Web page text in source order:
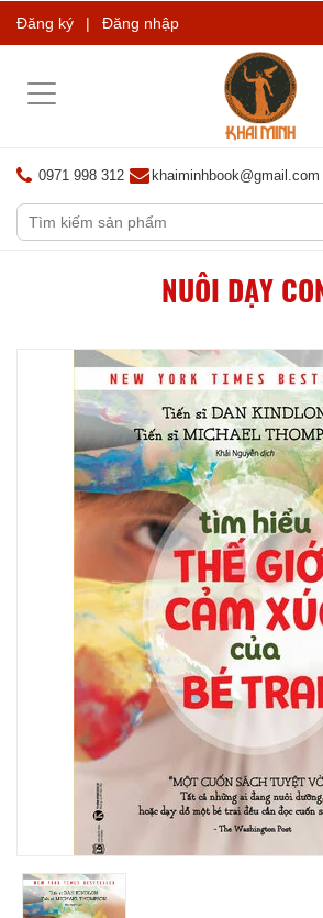
Đăng ký | Đăng nhập
Toggle
0971 998 312 khaiminhbook@gmail.com
NUÔI DẠY